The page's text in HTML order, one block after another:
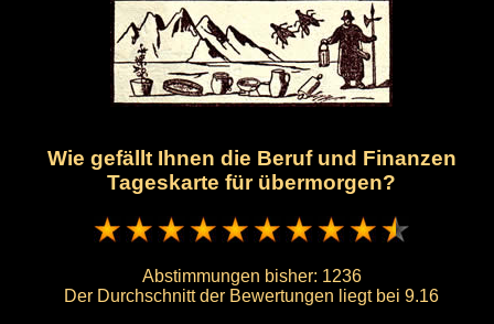
Wie gefällt Ihnen die Beruf und Finanzen
Tageskarte für übermorgen?
Abstimmungen bisher: 1236
Der Durchschnitt der Bewertungen liegt bei 9.16